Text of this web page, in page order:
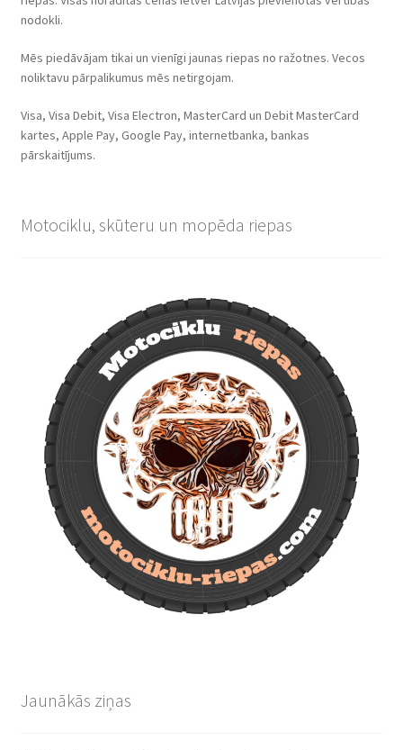
nodokli.
Mēs piedāvājam tikai un vienīgi jaunas riepas no ražotnes. Vecos
noliktavu pārpalikumus mēs netirgojam.
Visa, Visa Debit, Visa Electron, MasterCard un Debit MasterCard
kartes, Apple Pay, Google Pay, internetbanka, bankas
pārskaitījums.
Motociklu, skūteru un mopēda riepas
Jaunākās ziņas